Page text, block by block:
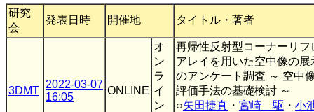
研究
会
発表日時 開催地 タイトル・著者
3DMT
2022-03-07
16:05
ONLINE
オ
ン
ラ
イ
ン
再帰性反射型コーナーリフ
アレイを用いた空中像の展
のアンケート調査 ～ 空中
評価手法の基礎検討 ～
○矢田捷真 ・ 宮崎 駆 ・ 小